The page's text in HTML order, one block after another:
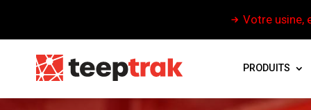
Votre usine,
PRODUITS